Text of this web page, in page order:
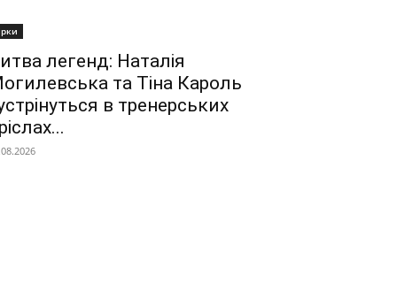
легенд: Наталія
та Тіна Кароль
в тренерських